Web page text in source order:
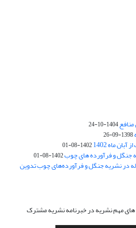
1404-10-24
1398-09-26
ماه 1402 1402-08-01
جنگل و فرآورده های چوب1402-08-01
در نشریه جنگل و فرآورده‌های چوب تدوین
های مهم نشریه در خبرنامه نشریه مشترک